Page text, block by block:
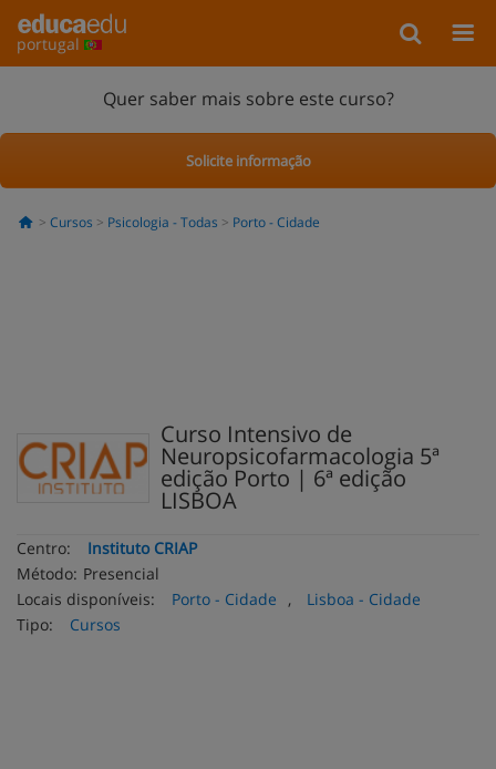
portugal
Quer saber mais sobre este curso?
Solicite informação
Cursos Psicologia - Todas Porto - Cidade
Curso Intensivo de
Neuropsicofarmacologia 5ª
edição Porto | 6ª edição
LISBOA
Centro:
Instituto CRIAP
Método: Presencial
Locais disponíveis:
Porto - Cidade ,
Lisboa - Cidade
Tipo:
Cursos